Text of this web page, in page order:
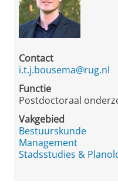
Contact
i.t.j.bousema@rug.nl
Functie
Postdoctoraal
Vakgebied
Bestuurskunde
Management
Stadsstudies &